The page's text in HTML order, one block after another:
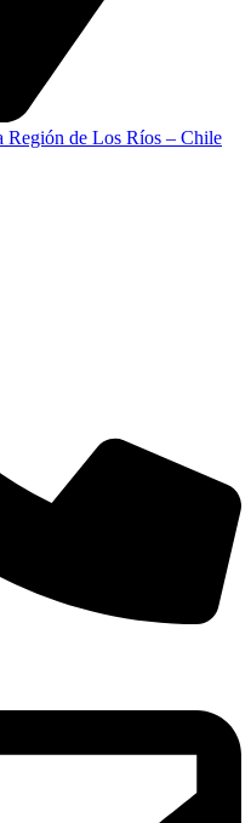
Región de Los Ríos – Chile